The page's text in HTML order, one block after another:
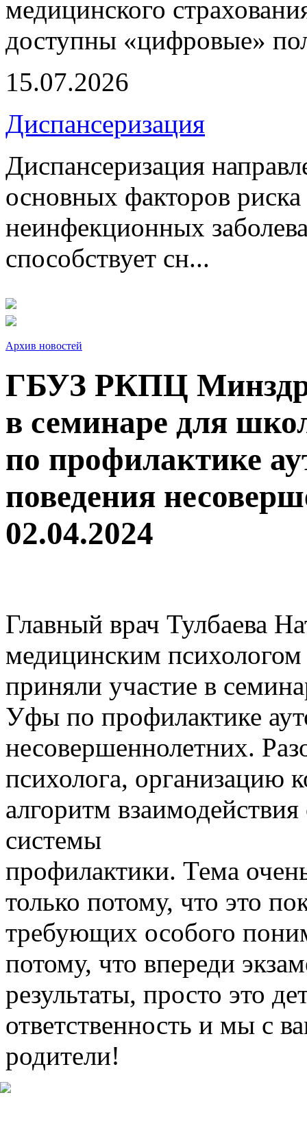
медицинского
доступны «цифровые»
15.07.2026
Диспансеризация
Диспансеризация
основных факторов
неинфекционных
способствует сн...
Архив новостей
ГБУЗ РКПЦ
в семинаре для
по профилактике
поведения
02.04.2024
Главный врач Тулбаева
медицинским
приняли участие в
Уфы по профилактике
несовершеннолетних.
психолога, организацию
алгоритм
системы
профилактики. Тема
только потому, что это
требующих особого
потому, что впереди
результаты, просто это
ответственность и мы с
родители!